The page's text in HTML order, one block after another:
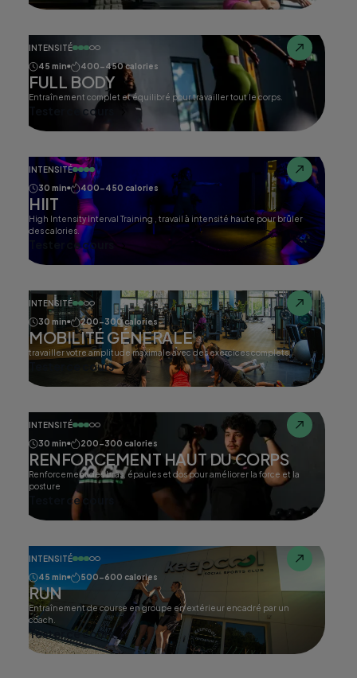
INTENSITÉ
45 min
400-450 calories
FULL BODY
Entraînement complet et équilibré pour travailler tout le corps.
Tester ce cours
INTENSITÉ
30 min
400-450 calories
HIIT
High Intensity Interval Training , travail à intensité haute pour brûler
des calories.
Tester ce cours
INTENSITÉ
30 min
200-300 calories
MOBILITÉ GÉNERALE
travailler votre amplitude maximale avec des exercices complets.
Tester ce cours
INTENSITÉ
30 min
200-300 calories
RENFORCEMENT HAUT DU CORPS
Renforcement des bras, épaules et dos pour améliorer la force et la
posture
Tester ce cours
INTENSITÉ
45 min
500-600 calories
RUN
Entraînement de course en groupe en extérieur encadré par un
coach.
Tester ce cours